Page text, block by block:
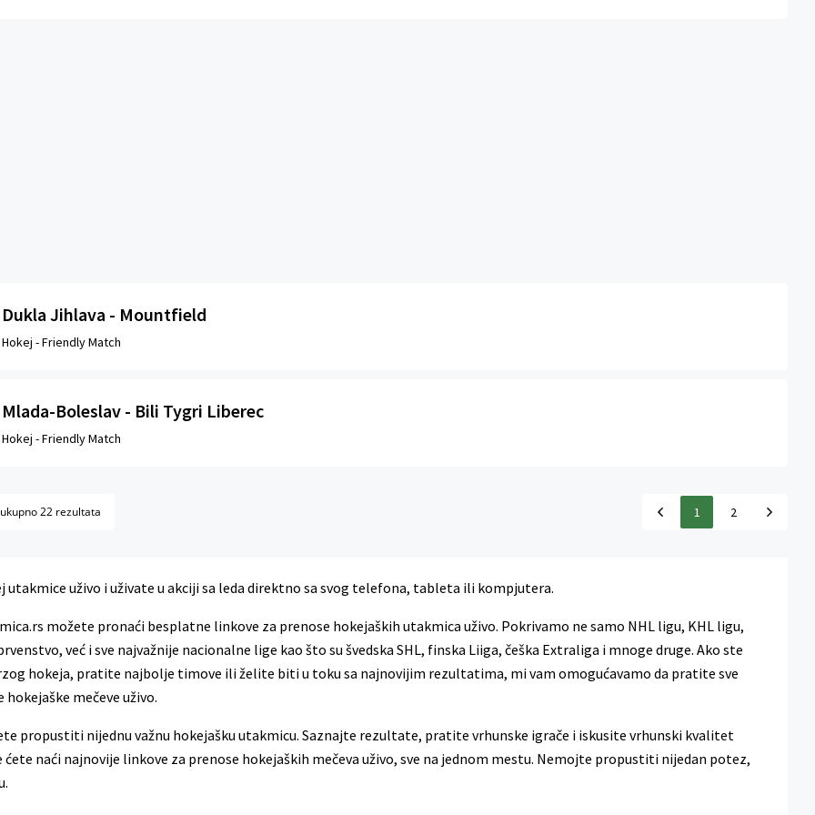
Dukla Jihlava - Mountfield
Hokej -Friendly Match
Mlada-Boleslav - Bili Tygri Liberec
Hokej -Friendly Match
22 rezultata 1 2
utakmice uživo i uživate u akciji sa leda direktno sa svog telefona, tableta ili kompjutera.
možete pronaći besplatne linkove za prenose hokejaških utakmica uživo. Pokrivamo ne samo NHL ligu, KHL ligu,
već i sve najvažnije nacionalne lige kao što su švedska SHL, finska Liiga, češka Extraliga i mnoge druge. Ako ste
hokeja, pratite najbolje timove ili želite biti u toku sa najnovijim rezultatima, mi vam omogućavamo da pratite sve
mečeve uživo.
propustiti nijednu važnu hokejašku utakmicu. Saznajte rezultate, pratite vrhunske igrače i iskusite vrhunski kvalitet
ćete naći najnovije linkove za prenose hokejaških mečeva uživo, sve na jednom mestu. Nemojte propustiti nijedan potez,